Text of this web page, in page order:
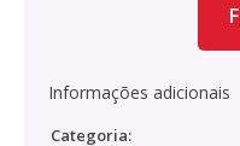
Informações adicionais
Categoria: